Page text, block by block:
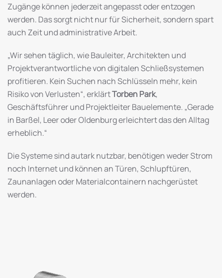
Zugänge können jederzeit angepasst oder entzogen
werden. Das sorgt nicht nur für Sicherheit, sondern spart
auch Zeit und administrative Arbeit.
„Wir sehen täglich, wie Bauleiter, Architekten und
Projektverantwortliche von digitalen Schließsystemen
profitieren. Kein Suchen nach Schlüsseln mehr, kein
Risiko von Verlusten“, erklärtTorben Park,
Geschäftsführer und Projektleiter Bauelemente. „Gerade
in Barßel, Leer oder Oldenburg erleichtert das den Alltag
erheblich.“
Die Systeme sind autark nutzbar, benötigen weder Strom
noch Internet und können an Türen, Schlupftüren,
Zaunanlagen oder Materialcontainern nachgerüstet
werden.